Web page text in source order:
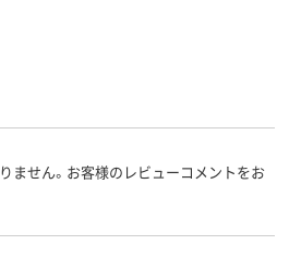
ません。お客様のレビューコメントをお